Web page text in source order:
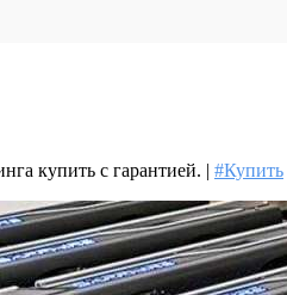
купить с гарантией. | #Купить